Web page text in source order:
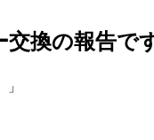
換の報告で